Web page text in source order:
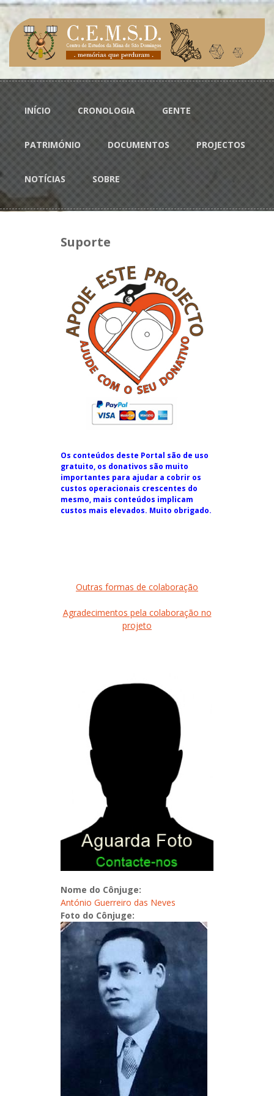
Passar para o conteúdo principal
Menu principal
INÍCIO CRONOLOGIA GENTE
PATRIMÓNIO DOCUMENTOS PROJECTOS
NOTÍCIAS SOBRE
Suporte
Os conteúdos deste Portal são de uso
gratuito, os donativos são muito
importantes para ajudar a cobrir os
custos operacionais crescentes do
mesmo, mais conteúdos implicam
custos mais elevados. Muito obrigado.
Outras formas de colaboração
Agradecimentos pela colaboração no
projeto
Nome do Cônjuge:
António Guerreiro das Neves
Foto do Cônjuge: